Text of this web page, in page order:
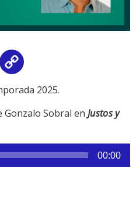
Email
Link2025.
Gonzalo Sobral en Justos y
00:00